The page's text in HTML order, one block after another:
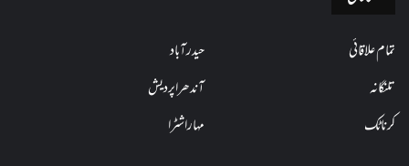
تمام علاقائی
حیدرآباد
تلنگانہ
آندھراپردیش
کرناٹک
مہاراشٹرا